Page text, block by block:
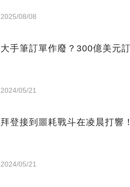
2025/08/08
大手筆訂單作廢？300億美元
2024/05/21
拜登接到噩耗戰斗在凌晨打響
2024/05/21